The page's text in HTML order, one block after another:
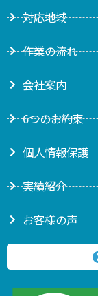
対応地域
作業の流れ
会社案内
6つのお約束
個人情報保護
実績紹介
お客様の声